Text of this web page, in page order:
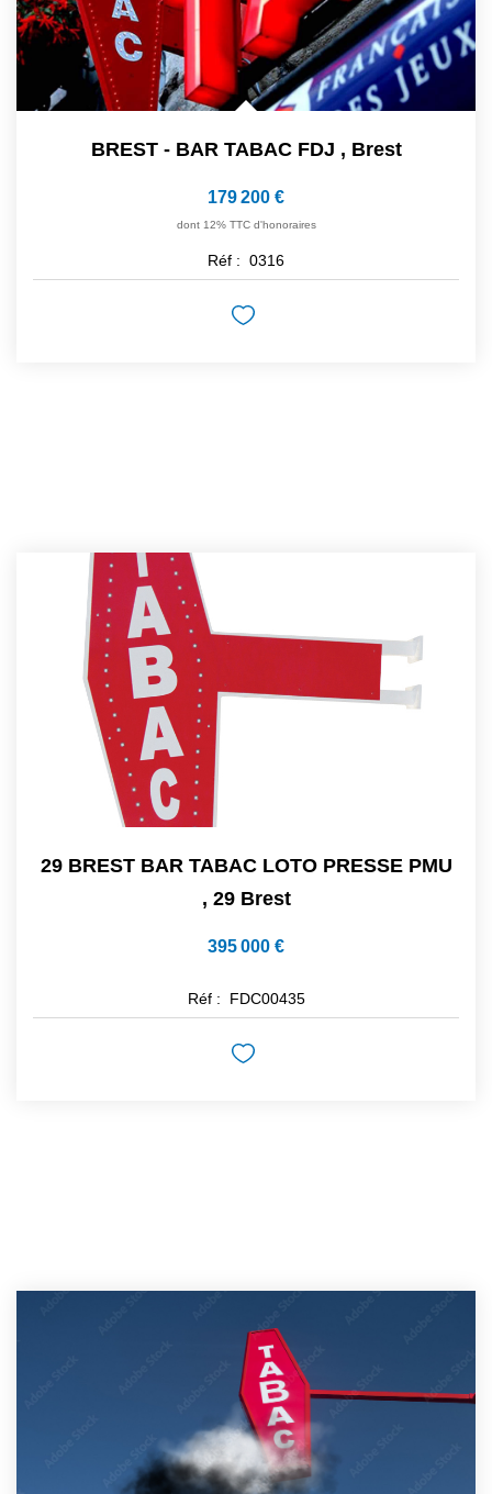
BREST - BAR TABAC FDJ , Brest
179 200 €
dont 12% TTC d'honoraires
Réf : 0316
29 BREST BAR TABAC LOTO PRESSE PMU
, 29 Brest
395 000 €
Réf : FDC00435